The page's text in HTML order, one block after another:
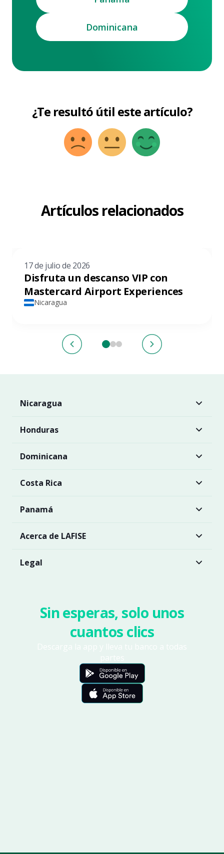
Dominicana
¿Te resultó útil este artículo?
Artículos relacionados
17 de julio de 2026
Disfruta un descanso VIP con
Mastercard Airport Experiences
Nicaragua
Nicaragua
Honduras
Dominicana
Costa Rica
Panamá
Acerca de LAFISE
Legal
Sin esperas, solo unos
cuantos clics